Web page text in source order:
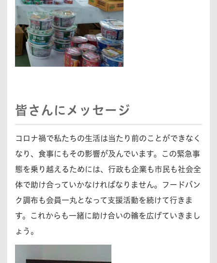
皆さんにメッセージ
コロナ禍で私たちの生活は当たり前のことができなく
なり、食事にもその影響が及んでいます。この緊急事
態を乗り越えるためには、行政も企業も市民も社会全
体で助け合っていかなければなりません。フードバン
ク調布も会員一丸となって支援活動を続けて行きま
す。これからも一緒に助け合いの輪を広げていきまし
ょう。